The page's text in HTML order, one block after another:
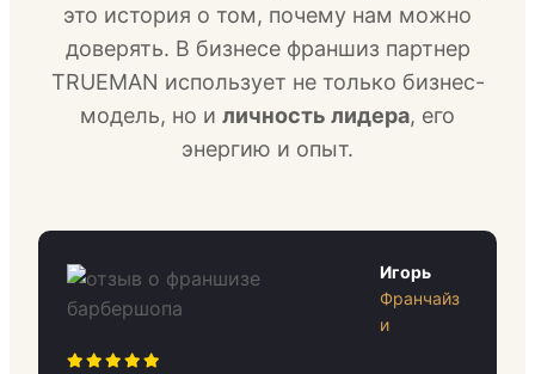
это история о том, почему нам можно
доверять. В бизнесе франшиз партнер
TRUEMAN использует не только бизнес-
модель, но и личность лидера, его
энергию и опыт.
Игорь
Франчайз
и